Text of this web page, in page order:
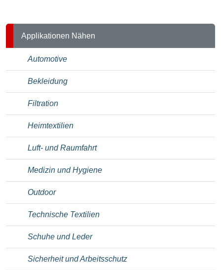
Applikationen Nähen
Automotive
Bekleidung
Filtration
Heimtextilien
Luft- und Raumfahrt
Medizin und Hygiene
Outdoor
Technische Textilien
Schuhe und Leder
Sicherheit und Arbeitsschutz